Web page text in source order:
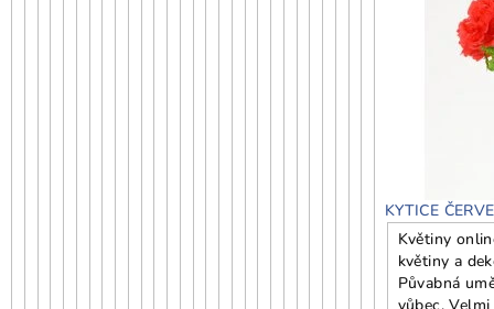
KYTICE
Květiny
květiny a
Půvabná